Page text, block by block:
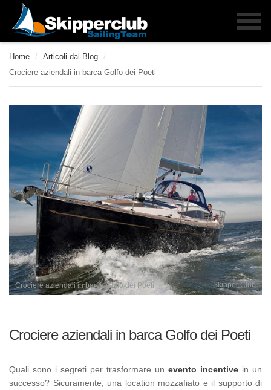
Home / Articoli dal Blog /
Crociere aziendali in barca Golfo dei Poeti
Crociere aziendali in barca Golfo dei Poeti Skipper Club
Crociere aziendali in barca Golfo dei Poeti
Quali sono i segreti per trasformare un evento incentive in un
successo? Sicuramente, una location mozzafiato e il supporto di